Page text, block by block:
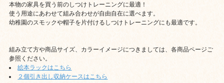
本物の家具を買う前のしつけトレーニングに最適！
使う用途にあわせて組み合わせが自由自在に選べます。
幼稚園のスモックや帽子を片付けるしつけトレーニングにも最適です。
組み立て方や商品サイズ、カラーイメージにつきましては、各商品ページご
参照ください。
絵本ラックはこちら
２個引き出し収納ケースはこちら